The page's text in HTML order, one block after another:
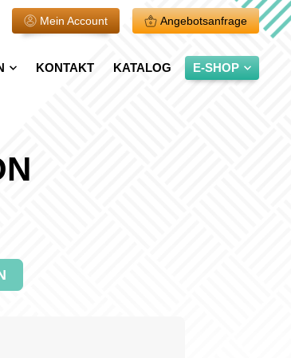
Mein Account Angebotsanfrage
KONTAKT KATALOG E-SHOP